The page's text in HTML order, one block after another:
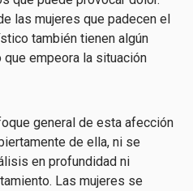
las mujeres que padecen el
también tienen algún
empeora la situación
general de esta afección
de ella, ni se
en profundidad ni
Las mujeres se